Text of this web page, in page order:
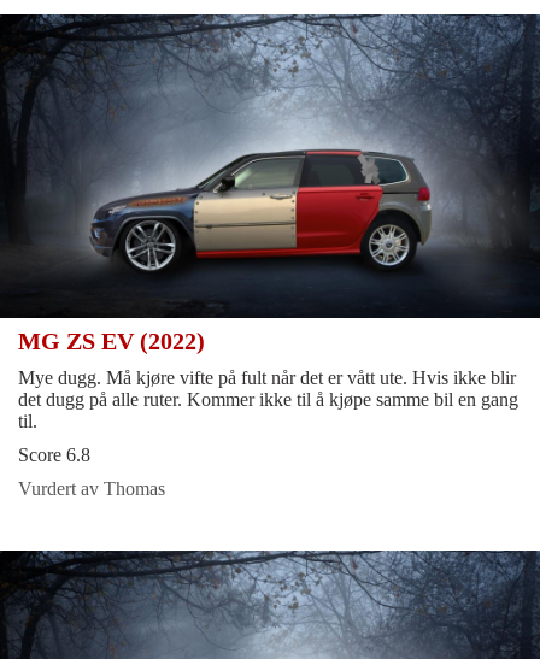
MG ZS EV (2022)
Mye dugg. Må kjøre vifte på fult når det er vått ute. Hvis ikke blir
det dugg på alle ruter. Kommer ikke til å kjøpe samme bil en gang
til.
Score 6.8
Vurdert av Thomas